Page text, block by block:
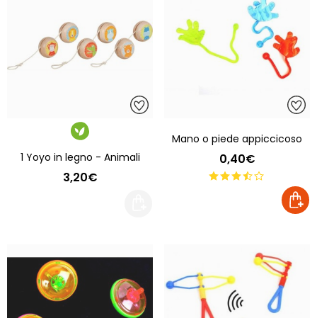
1 Yoyo in legno - Animali
3,20€
Mano o piede appiccicoso
0,40€